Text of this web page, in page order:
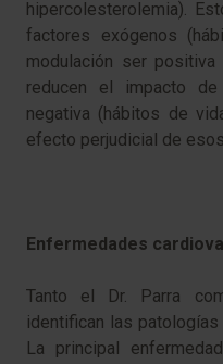
hipercolesterolemia).
factores exógenos
modulación ser
reducen el impacto
negativa (hábitos de
efecto perjudicial de
Enfermedades
Tanto el Dr. Parra
identifican las
La principal